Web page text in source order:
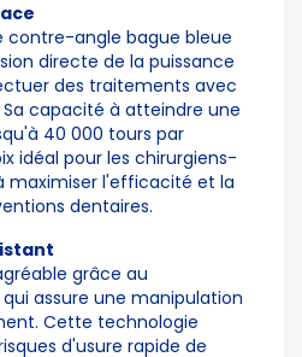
contre-angle bague bleue
directe de la puissance
des traitements avec
capacité à atteindre une
40 000 tours par
idéal pour les chirurgiens-
maximiser l'efficacité et la
dentaires.
grâce au
assure une manipulation
Cette technologie
d'usure rapide de